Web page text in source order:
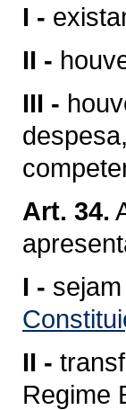
I -
II -
III -
Art. 34.
I -
II -
Regime